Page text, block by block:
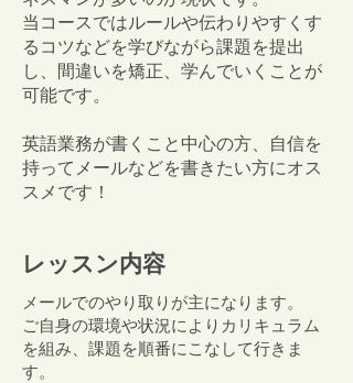
当コースではルールや伝わりやすくす
るコツなどを学びながら課題を提出
し、間違いを矯正、学んでいくことが
可能です。
英語業務が書くこと中心の方、自信を
持ってメールなどを書きたい方にオス
スメです！
レッスン内容
メールでのやり取りが主になります。
ご自身の環境や状況によりカリキュラム
を組み、課題を順番にこなして行きま
す。